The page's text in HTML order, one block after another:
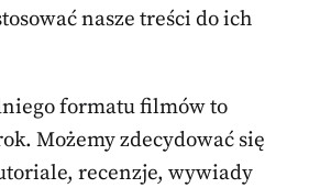
nasze treści do ich
formatu filmów to
Możemy zdecydować się
recenzje, wywiady